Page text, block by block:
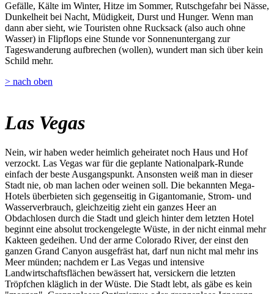
Gefälle, Kälte im Winter, Hitze im Sommer, Rutschgefahr bei Nässe,
Dunkelheit bei Nacht, Müdigkeit, Durst und Hunger. Wenn man
dann aber sieht, wie Touristen ohne Rucksack (also auch ohne
Wasser) in Flipflops eine Stunde vor Sonnenuntergang zur
Tageswanderung aufbrechen (wollen), wundert man sich über kein
Schild mehr.
> nach oben
Las Vegas
Nein, wir haben weder heimlich geheiratet noch Haus und Hof
verzockt. Las Vegas war für die geplante Nationalpark-Runde
einfach der beste Ausgangspunkt. Ansonsten weiß man in dieser
Stadt nie, ob man lachen oder weinen soll. Die bekannten Mega-
Hotels überbieten sich gegenseitig in Gigantomanie, Strom- und
Wasserverbrauch, gleichzeitig zieht ein ganzes Heer an
Obdachlosen durch die Stadt und gleich hinter dem letzten Hotel
beginnt eine absolut trockengelegte Wüste, in der nicht einmal mehr
Kakteen gedeihen. Und der arme Colorado River, der einst den
ganzen Grand Canyon ausgefräst hat, darf nun nicht mal mehr ins
Meer münden; nachdem er Las Vegas und intensive
Landwirtschaftsflächen bewässert hat, versickern die letzten
Tröpfchen kläglich in der Wüste. Die Stadt lebt, als gäbe es kein